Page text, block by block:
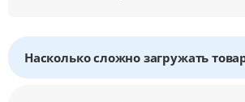
Насколько сложно загружать